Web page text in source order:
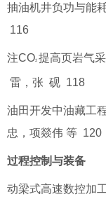
抽油机井负功与能
116
注CO2 提高页岩气
雷，张 砚 118
油田开发中油藏工
忠，项燚伟 等 120
过程控制与装备
动梁式高速数控加